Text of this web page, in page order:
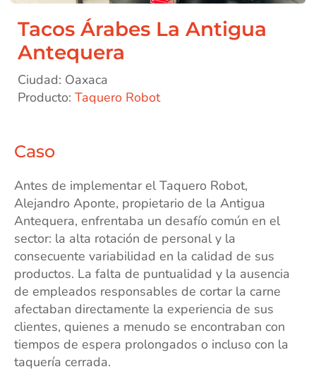
Tacos Árabes La Antigua
Antequera
Ciudad: Oaxaca
Producto: Taquero Robot
Caso
Antes de implementar el Taquero Robot,
Alejandro Aponte, propietario de la Antigua
Antequera, enfrentaba un desafío común en el
sector: la alta rotación de personal y la
consecuente variabilidad en la calidad de sus
productos. La falta de puntualidad y la ausencia
de empleados responsables de cortar la carne
afectaban directamente la experiencia de sus
clientes, quienes a menudo se encontraban con
tiempos de espera prolongados o incluso con la
taquería cerrada.